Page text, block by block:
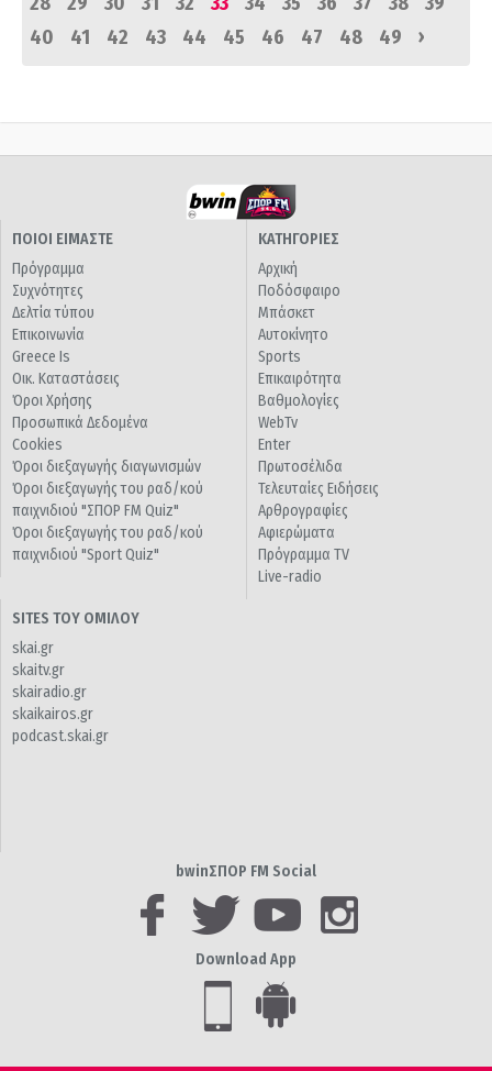
40
41 42 43 44 45 46 47 48 49 ›
ΠΟΙΟΙ ΕΙΜΑΣΤΕ
Πρόγραμμα
Συχνότητες
Δελτία τύπου
Επικοινωνία
Greece Is
Οικ. Καταστάσεις
Όροι Χρήσης
Προσωπικά Δεδομένα
Cookies
Όροι διεξαγωγής διαγωνισμών
Όροι διεξαγωγής του ραδ/κού
παιχνιδιού "ΣΠΟΡ FM Quiz"
Όροι διεξαγωγής του ραδ/κού
παιχνιδιού "Sport Quiz"
ΚΑΤΗΓΟΡΙΕΣ
Αρχική
Ποδόσφαιρο
Μπάσκετ
Αυτοκίνητο
Sports
Επικαιρότητα
Βαθμολογίες
WebTv
Enter
Πρωτοσέλιδα
Τελευταίες Ειδήσεις
Αρθρογραφίες
Αφιερώματα
Πρόγραμμα TV
Live-radio
SITES ΤΟΥ ΟΜΙΛΟΥ
skai.gr
skaitv.gr
skairadio.gr
skaikairos.gr
podcast.skai.gr
bwinΣΠΟΡ FM Social
Download App